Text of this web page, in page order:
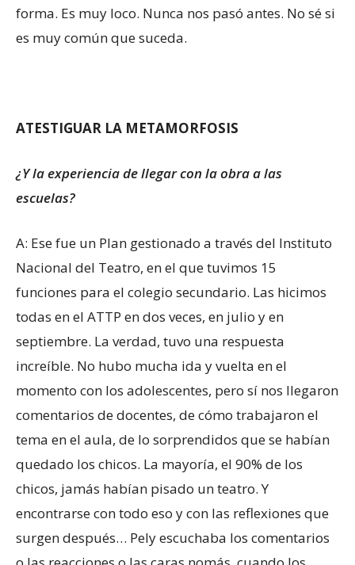
forma. Es muy loco. Nunca nos pasó antes. No sé si
es muy común que suceda.
ATESTIGUAR LA METAMORFOSIS
¿Y la experiencia de llegar con la obra a las
escuelas?
A: Ese fue un Plan gestionado a través del Instituto
Nacional del Teatro, en el que tuvimos 15
funciones para el colegio secundario. Las hicimos
todas en el ATTP en dos veces, en julio y en
septiembre. La verdad, tuvo una respuesta
increíble. No hubo mucha ida y vuelta en el
momento con los adolescentes, pero sí nos llegaron
comentarios de docentes, de cómo trabajaron el
tema en el aula, de lo sorprendidos que se habían
quedado los chicos. La mayoría, el 90% de los
chicos, jamás habían pisado un teatro. Y
encontrarse con todo eso y con las reflexiones que
surgen después… Pely escuchaba los comentarios